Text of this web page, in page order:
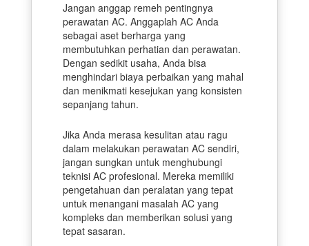
Jangan anggap remeh pentingnya
perawatan AC. Anggaplah AC Anda
sebagai aset berharga yang
membutuhkan perhatian dan perawatan.
Dengan sedikit usaha, Anda bisa
menghindari biaya perbaikan yang mahal
dan menikmati kesejukan yang konsisten
sepanjang tahun.
Jika Anda merasa kesulitan atau ragu
dalam melakukan perawatan AC sendiri,
jangan sungkan untuk menghubungi
teknisi AC profesional. Mereka memiliki
pengetahuan dan peralatan yang tepat
untuk menangani masalah AC yang
kompleks dan memberikan solusi yang
tepat sasaran.